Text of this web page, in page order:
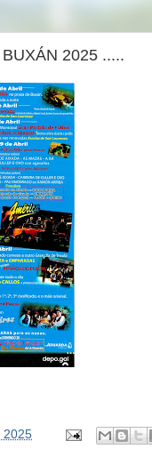
2025 .....
2025